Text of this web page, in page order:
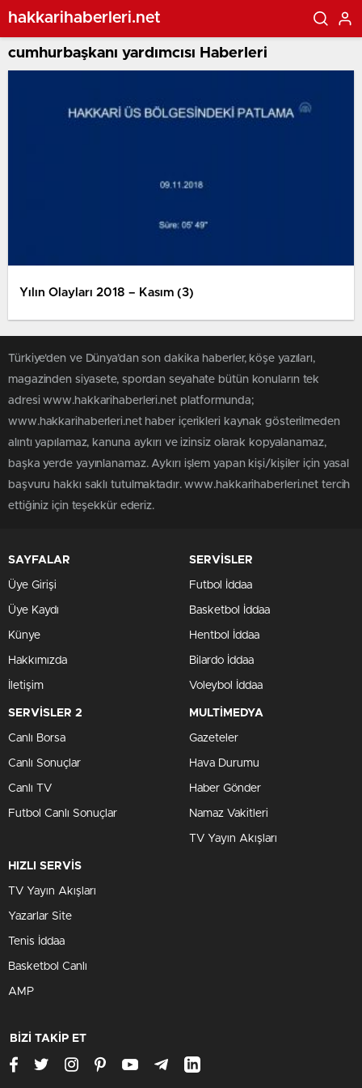
hakkarihaberleri.net
cumhurbaşkanı yardımcısı Haberleri
Yılın Olayları 2018 – Kasım (3)
Türkiye'den ve Dünya’dan son dakika haberler, köşe yazıları,
magazinden siyasete, spordan seyahate bütün konuların tek
adresi www.hakkarihaberleri.net platformunda;
www.hakkarihaberleri.net haber içerikleri kaynak gösterilmeden
alıntı yapılamaz, kanuna aykırı ve izinsiz olarak kopyalanamaz,
başka yerde yayınlanamaz. Aykırı işlem yapan kişi/kişiler için yasal
başvuru hakkı saklı tutulmaktadır. www.hakkarihaberleri.net tercih
ettiğiniz için teşekkür ederiz.
SAYFALAR
Üye Girişi
Üye Kaydı
Künye
Hakkımızda
İletişim
SERVİSLER
Futbol İddaa
Basketbol İddaa
Hentbol İddaa
Bilardo İddaa
Voleybol İddaa
SERVİSLER 2
Canlı Borsa
Canlı Sonuçlar
Canlı TV
Futbol Canlı Sonuçlar
MULTİMEDYA
Gazeteler
Hava Durumu
Haber Gönder
Namaz Vakitleri
TV Yayın Akışları
HIZLI SERVİS
TV Yayın Akışları
Yazarlar Site
Tenis İddaa
Basketbol Canlı
AMP
BİZİ TAKİP ET